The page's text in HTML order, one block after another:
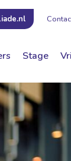
Stage